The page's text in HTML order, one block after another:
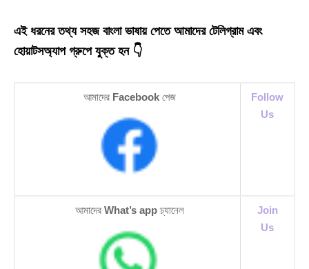
এই ধরনের তথ্য সহজ বাংলা ভাষায় পেতে আমাদের টেলিগ্রাম এবং
হোয়াটসঅ্যাপ গ্রুপে যুক্ত হন 👇
আমাদের Facebook পেজ
Follow
Us
আমাদের What’s app চ্যানেল
Join
Us